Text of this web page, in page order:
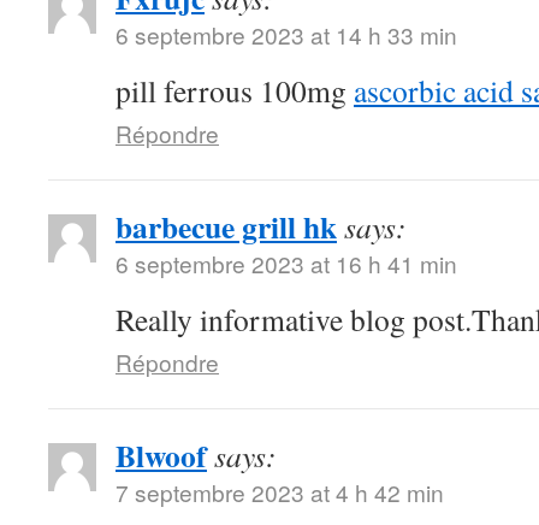
6 septembre 2023 at 14 h 33 min
pill ferrous 100mg ascorbic acid
Répondre
barbecue grill hksays:
6 septembre 2023 at 16 h 41 min
Really informative blog
Répondre
Blwoofsays:
7 septembre 2023 at 4 h 42 min